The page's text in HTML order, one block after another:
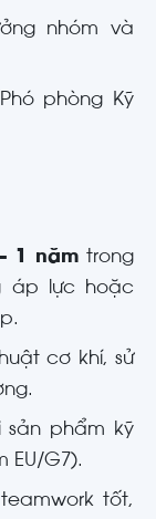
nhóm và
phòng Kỹ
1 năm trong
áp lực hoặc
cơ khí, sử
sản phẩm kỹ
EU/G7).
tốt,